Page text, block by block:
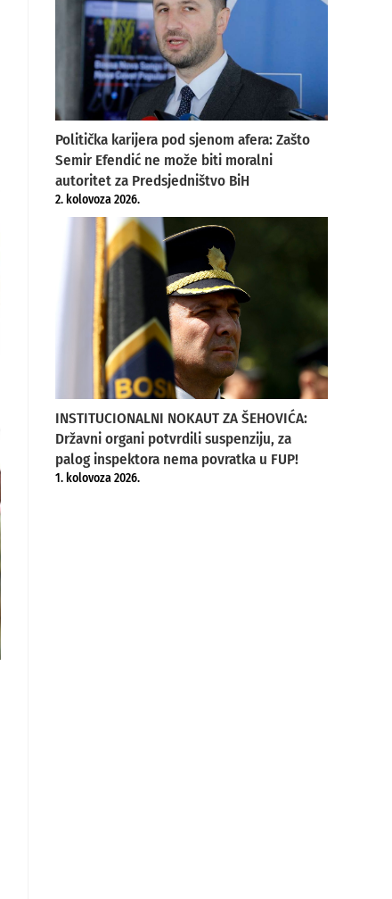
Politička karijera pod sjenom afera: Zašto
Semir Efendić ne može biti moralni
autoritet za Predsjedništvo BiH
2. kolovoza 2026.
INSTITUCIONALNI NOKAUT ZA ŠEHOVIĆA:
Državni organi potvrdili suspenziju, za
palog inspektora nema povratka u FUP!
1. kolovoza 2026.